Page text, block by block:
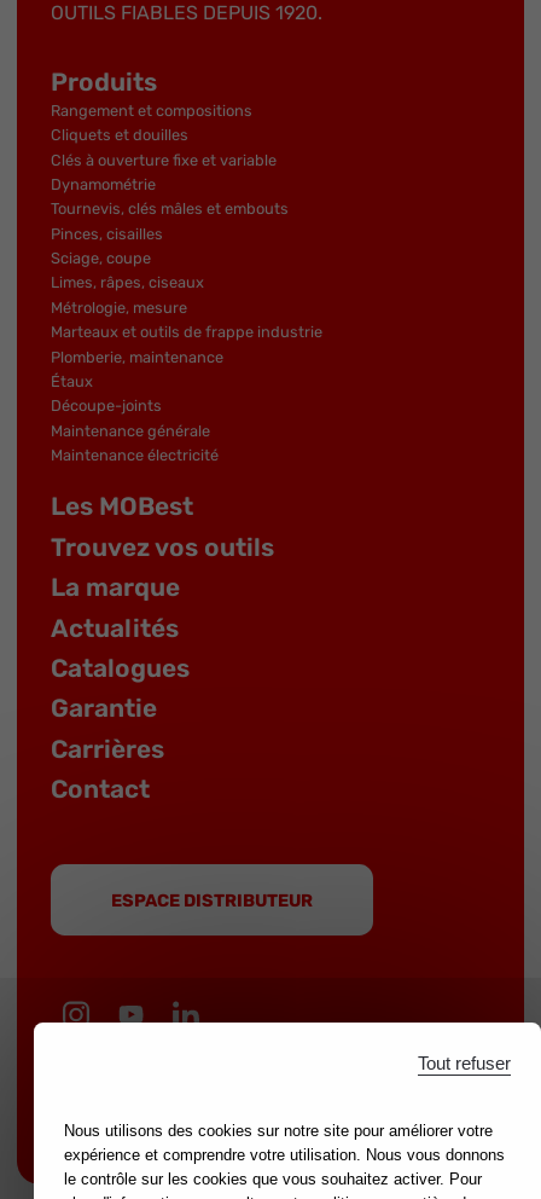
OUTILS FIABLES DEPUIS 1920.
Produits
Rangement et compositions
Cliquets et douilles
Clés à ouverture fixe et variable
Dynamométrie
Tournevis, clés mâles et embouts
Pinces, cisailles
Sciage, coupe
Limes, râpes, ciseaux
Métrologie, mesure
Marteaux et outils de frappe industrie
Plomberie, maintenance
Étaux
Découpe-joints
Maintenance générale
Maintenance électricité
Les MOBest
Trouvez vos outils
La marque
Actualités
Catalogues
Garantie
Carrières
Contact
ESPACE DISTRIBUTEUR
NOVALIA|
Mentions légales
Nous utilisons des cookies sur notre site pour améliorer votre
expérience et comprendre votre utilisation. Nous vous donnons
le contrôle sur les cookies que vous souhaitez activer. Pour
Tout refuser